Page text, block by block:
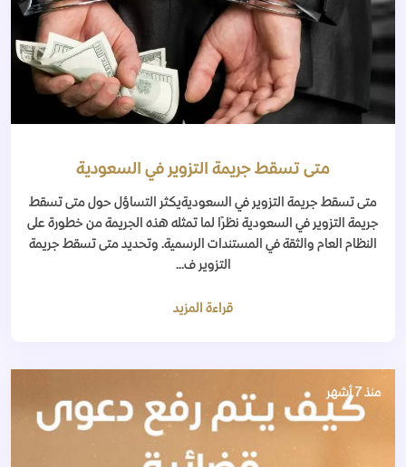
متى تسقط جريمة التزوير في السعودية
متى تسقط جريمة التزوير في السعوديةيكثر التساؤل حول متى تسقط
جريمة التزوير في السعودية نظرًا لما تمثله هذه الجريمة من خطورة على
النظام العام والثقة في المستندات الرسمية. وتحديد متى تسقط جريمة
التزوير ف...
قراءة المزيد
منذ 7 أشهر